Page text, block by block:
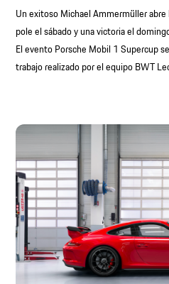
Un exitoso Michael Ammermüller
pole el sábado y una victoria el
El evento Porsche Mobil 1 Supercup
trabajo realizado por el equipo BWT